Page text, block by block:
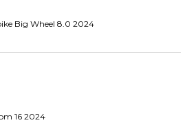
Big Wheel 8.0 2024
16 2024